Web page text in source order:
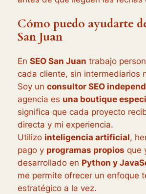
Cómo puedo ayudarte
San Juan
En SEO San Juan trabajo
cada cliente, sin intermediarios
Soy un consultor SEO
agencia es una boutique
significa que cada proyecto
directa y mi experiencia.
Utilizo inteligencia artificial,
pago y programas propios que
desarrollado en Python y
me permite ofrecer un enfoque
estratégico a la vez.